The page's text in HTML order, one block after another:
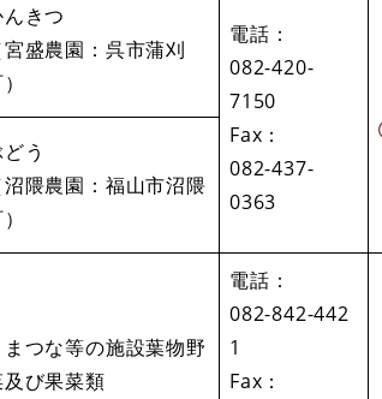
きつ
宮盛農園：呉市蒲刈
電話：
082-420-
7150
Fax：
082-437-
0363
う
沼隈農園：福山市沼隈
まつな等の施設葉物野
び果菜類
電話：
082-842-442
1
Fax：